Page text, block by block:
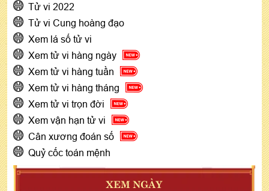
Tử vi 2022
Tử vi Cung hoàng đạo
Xem lá số tử vi
Xem tử vi hàng ngày
Xem tử vi hàng tuần
Xem tử vi hàng tháng
Xem tử vi trọn đời
Xem vận hạn tử vi
Cân xương đoán số
Quỷ cốc toán mệnh
XEM NGÀY